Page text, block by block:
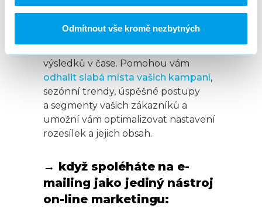
Odmítnout vše kromě nezbytných
které vám poskytnou přehledné
angažovanosti uživatelů, výsledcích
výsledků v čase. Pomohou vám
odhalit slabá místa vašich kampaní,
sezónní trendy, úspěšné postupy
a segmenty vašich zákazníků a
umožní vám optimalizovat nastavení
rozesílek a jejich obsah.
→ když spoléháte na e-
mailing jako jediný nástroj
on-line marketingu: